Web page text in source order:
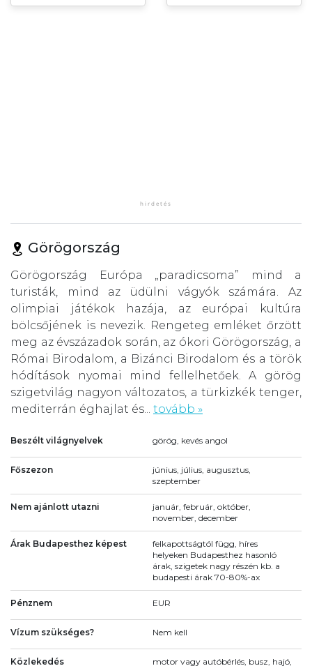
Görögország
Görögország Európa „paradicsoma” mind a
turisták, mind az üdülni vágyók számára. Az
olimpiai játékok hazája, az európai kultúra
bölcsőjének is nevezik. Rengeteg emléket őrzött
meg az évszázadok során, az ókori Görögország, a
Római Birodalom, a Bizánci Birodalom és a török
hódítások nyomai mind fellelhetőek. A görög
szigetvilág nagyon változatos, a türkizkék tenger,
mediterrán éghajlat és... tovább »
Beszélt világnyelvek görög, kevés angol
Főszezon
június, július, augusztus,
szeptember
Nem ajánlott utazni
január, február, október,
november, december
Árak Budapesthez képest
felkapottságtól függ, híres
helyeken Budapesthez hasonló
árak, szigetek nagy részén kb. a
budapesti árak 70-80%-ax
Pénznem EUR
Vízum szükséges? Nem kell
Közlekedés motor vagy autóbérlés, busz, hajó,